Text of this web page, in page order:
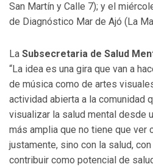
San Martín y Calle 7); y el
de Diagnóstico Mar de Ajó (La
La Subsecretaria de Salud
“La idea es una gira que van a
de música como de artes
actividad abierta a la comunidad
visualizar la salud mental desde
más amplia que no tiene que ver
justamente, sino con la salud,
contribuir como potencial de